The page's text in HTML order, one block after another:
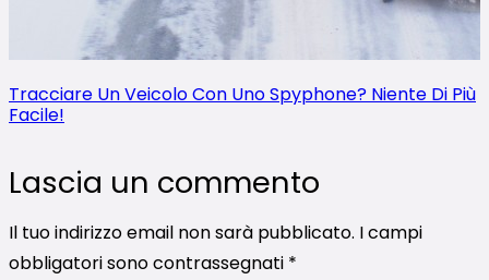
Tracciare Un Veicolo Con Uno Spyphone? Niente Di Più
Facile!
Lascia un commento
Il tuo indirizzo email non sarà pubblicato. I campi
obbligatori sono contrassegnati *